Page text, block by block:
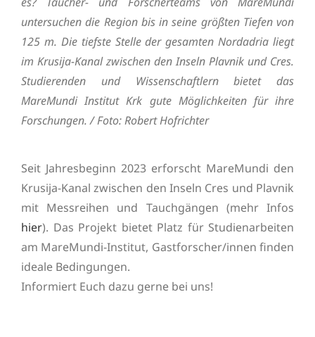
untersuchen die Region bis in seine größten Tiefen von
125 m. Die tiefste Stelle der gesamten Nordadria liegt
im Krusija-Kanal zwischen den Inseln Plavnik und Cres.
Studierenden und Wissenschaftlern bietet das
MareMundi Institut Krk gute Möglichkeiten für ihre
Forschungen. / Foto: Robert Hofrichter
Seit Jahresbeginn 2023 erforscht MareMundi den
Krusija-Kanal zwischen den Inseln Cres und Plavnik
mit Messreihen und Tauchgängen (mehr Infos
hier). Das Projekt bietet Platz für Studienarbeiten
am MareMundi-Institut, Gastforscher/innen finden
ideale Bedingungen.
Informiert Euch dazu gerne bei uns!